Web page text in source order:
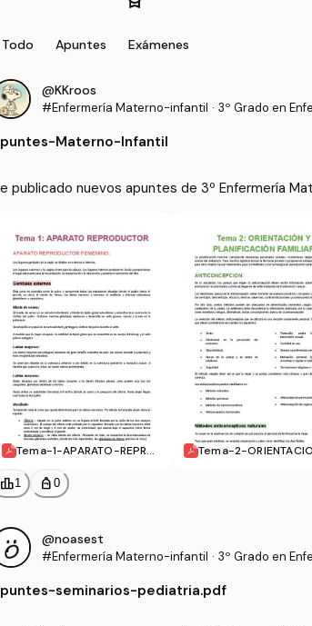
Todo Apuntes Exámenes
@KKroos
#Enfermería Materno-infantil · 3º Grado en
-Materno-Infantil
publicado nuevos apuntes de 3º Enfermería
Tema-1-APARATO-REPRO
SCULINO.pdf
Tema-2-
leaderboard1 personal_bag 0
@noasest
#Enfermería Materno-infantil · 3º Grado en
-seminarios-pediatria.pdf